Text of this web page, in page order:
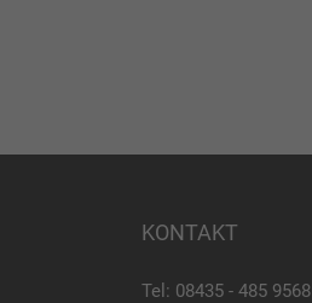
KONTAKT
Tel: 08435 - 485 9568